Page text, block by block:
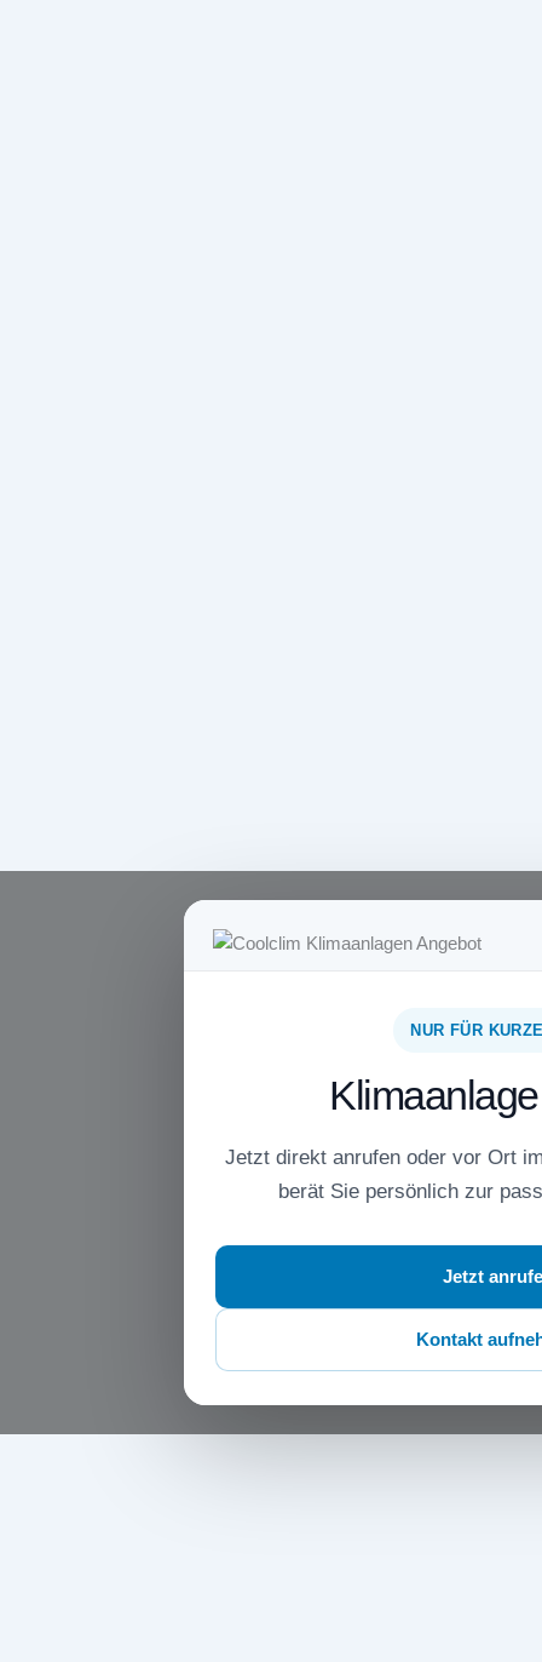
NUR FÜR
Jetzt direkt anrufen oder vor Ort
berät Sie persönlich zur
Jetzt
Kontakt